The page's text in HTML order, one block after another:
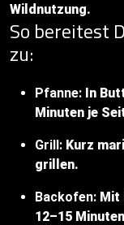
Wildnutzung.
So bereitest
zu:
Pfanne: In
Minuten je
Grill: Kurz
grillen.
Backofen: Mit
12–15